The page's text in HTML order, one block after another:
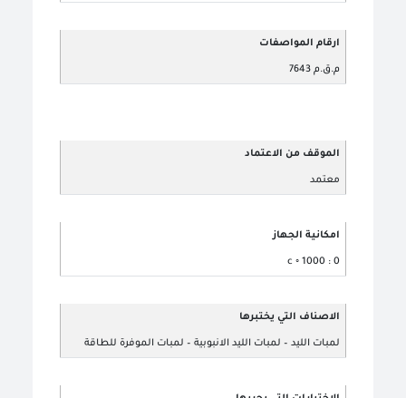
ارقام المواصفات
م.ق.م 7643
الموقف من الاعتماد
معتمد
امكانية الجهاز
0 : 1000 ◦ c
الاصناف التي يختبرها
لمبات الليد – لمبات الليد الانبوبية – لمبات الموفرة للطاقة